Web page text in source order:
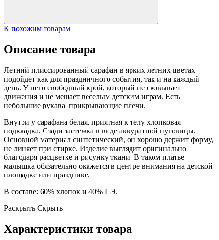
К похожим товарам
Описание товара
Летний плиссированный сарафан в ярких летних цветах
подойдет как для праздничного события, так и на каждый
день. У него свободный крой, который не сковывает
движения и не мешает веселым детским играм. Есть
небольшие рукава, прикрывающие плечи.
Внутри у сарафана белая, приятная к телу хлопковая
подкладка. Сзади застежка в виде аккуратной пуговицы.
Основной материал синтетический, он хорошо держит форму,
не линяет при стирке. Изделие выглядит оригинально
благодаря расцветке и рисунку ткани. В таком платье
малышка обязательно окажется в центре внимания на детской
площадке или празднике.
В составе: 60% хлопок и 40% ПЭ.
Раскрыть Скрыть
Характеристики товара